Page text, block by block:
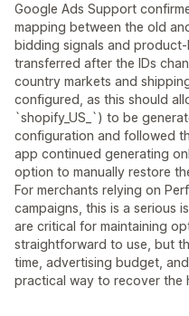
Google Ads Support
mapping between the old
bidding signals and
transferred after the IDs
country markets and
configured, as this should
`shopify_US_`) to be
configuration and followed
app continued generating
option to manually restore
For merchants relying on
campaigns, this is a serious
are critical for maintaining
straightforward to use, but
time, advertising budget,
practical way to recover the